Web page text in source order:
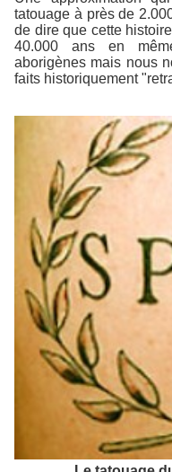
tatouage à près de
de dire que cette
40.000 ans en
aborigènes mais nous
faits historiquement